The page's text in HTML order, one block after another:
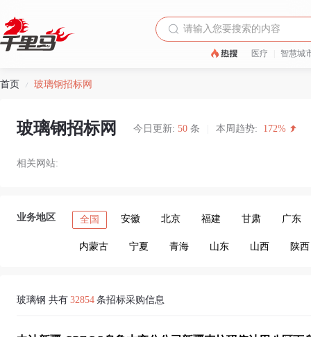
医疗 智慧城
首页 / 玻璃钢招标网
玻璃钢招标网 今日更新: 50 条 本周趋势: 172%
相关网站:
业务地区 全国 安徽 北京 福建 甘肃 广东
内蒙古 宁夏 青海 山东 山西 陕西
玻璃钢 共有 32854 条招标采购信息